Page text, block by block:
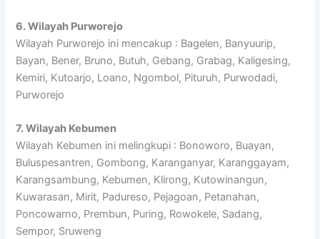
6. Wilayah Purworejo
Wilayah Purworejo ini mencakup : Bagelen, Banyuurip,
Bayan, Bener, Bruno, Butuh, Gebang, Grabag, Kaligesing,
Kemiri, Kutoarjo, Loano, Ngombol, Pituruh, Purwodadi,
Purworejo
7. Wilayah Kebumen
Wilayah Kebumen ini melingkupi : Bonoworo, Buayan,
Buluspesantren, Gombong, Karanganyar, Karanggayam,
Karangsambung, Kebumen, Klirong, Kutowinangun,
Kuwarasan, Mirit, Padureso, Pejagoan, Petanahan,
Poncowarno, Prembun, Puring, Rowokele, Sadang,
Sempor, Sruweng